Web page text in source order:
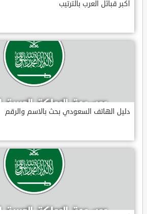
أكبر قبائل العرب بالترتيب
دليل الهاتف السعودي بحث بالاسم والرقم